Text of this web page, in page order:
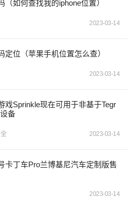
如何查找我的iphone位置）
2023-03-14
位（苹果手机位置怎么查）
2023-03-14
戏Sprinkle现在可用于非基于Tegr
备
2023-03-14
卡丁车Pro兰博基尼汽车定制版售
2023-03-14